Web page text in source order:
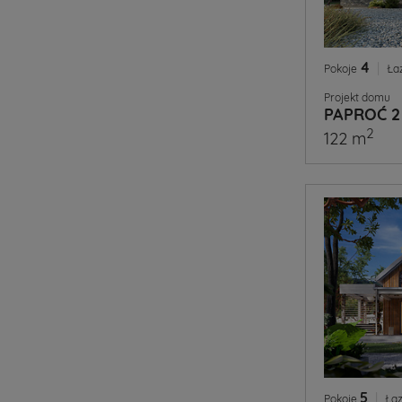
Pokoje 4
Projekt domu
PAPROĆ 2
122 m2
Pokoje 5